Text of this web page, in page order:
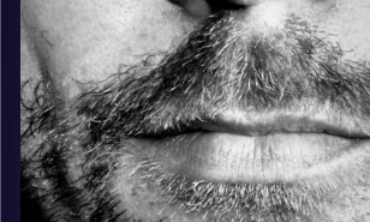
David